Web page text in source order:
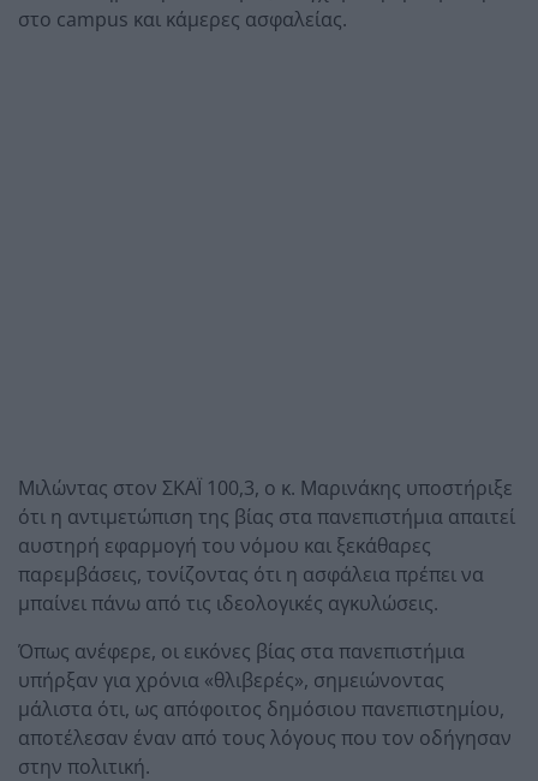
στο campus και κάμερες ασφαλείας.
Μιλώντας στον ΣΚΑΪ 100,3, ο κ. Μαρινάκης υποστήριξε
ότι η αντιμετώπιση της βίας στα πανεπιστήμια απαιτεί
αυστηρή εφαρμογή του νόμου και ξεκάθαρες
παρεμβάσεις, τονίζοντας ότι η ασφάλεια πρέπει να
μπαίνει πάνω από τις ιδεολογικές αγκυλώσεις.
Όπως ανέφερε, οι εικόνες βίας στα πανεπιστήμια
υπήρξαν για χρόνια «θλιβερές», σημειώνοντας
μάλιστα ότι, ως απόφοιτος δημόσιου πανεπιστημίου,
αποτέλεσαν έναν από τους λόγους που τον οδήγησαν
στην πολιτική.